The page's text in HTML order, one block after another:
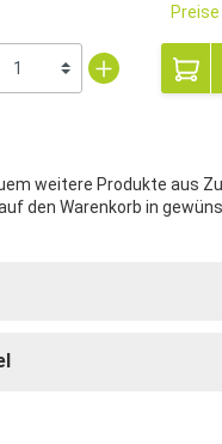
weitere Produkte aus
den Warenkorb in